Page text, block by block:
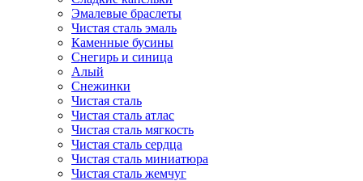
Эмалевые браслеты
Чистая сталь эмаль
Каменные бусины
Снегирь и синица
Алый
Снежинки
Чистая сталь
Чистая сталь атлас
Чистая сталь мягкость
Чистая сталь сердца
Чистая сталь миниатюра
Чистая сталь жемчуг